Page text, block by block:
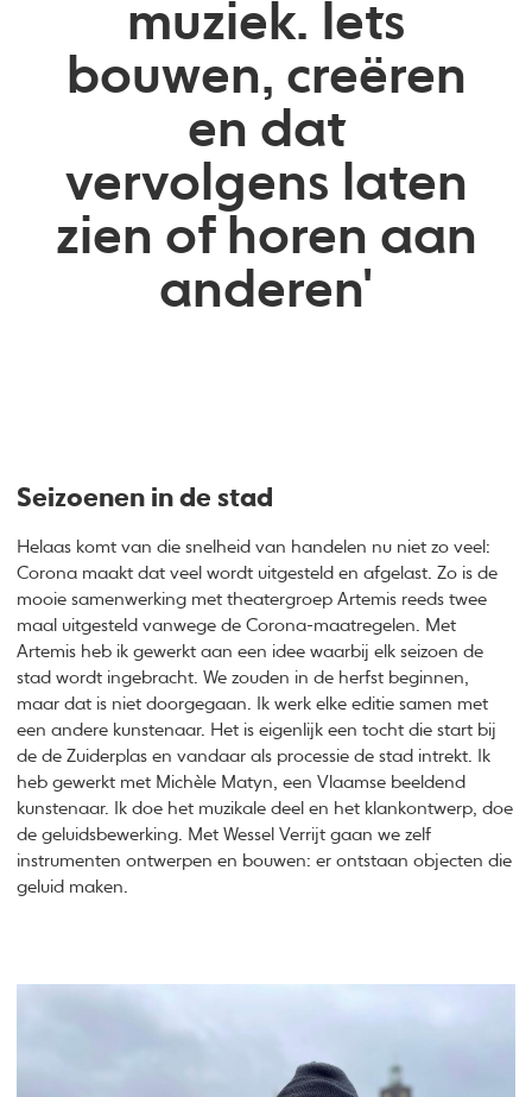
muziek. Iets
bouwen, creëren
en dat
vervolgens laten
zien of horen aan
anderen'
Seizoenen in de stad
Helaas komt van die snelheid van handelen nu niet zo veel:
Corona maakt dat veel wordt uitgesteld en afgelast. Zo is de
mooie samenwerking met theatergroep Artemis reeds twee
maal uitgesteld vanwege de Corona-maatregelen. Met
Artemis heb ik gewerkt aan een idee waarbij elk seizoen de
stad wordt ingebracht. We zouden in de herfst beginnen,
maar dat is niet doorgegaan. Ik werk elke editie samen met
een andere kunstenaar. Het is eigenlijk een tocht die start bij
de de Zuiderplas en vandaar als processie de stad intrekt. Ik
heb gewerkt met Michèle Matyn, een Vlaamse beeldend
kunstenaar. Ik doe het muzikale deel en het klankontwerp, doe
de geluidsbewerking. Met Wessel Verrijt gaan we zelf
instrumenten ontwerpen en bouwen: er ontstaan objecten die
geluid maken.